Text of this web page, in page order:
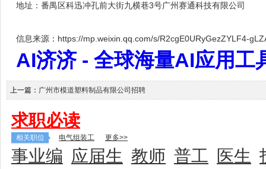
地址：番禺区科迅冲孔前大街九横巷3号广州赛通科技有限公司
信息来源：https://mp.weixin.qq.com/s/R2cgE0URyGezZYLF4-
AI济济 - 全球海量AI应用
上一篇： 广州市模道塑料制品有限公司招聘
求职必读
相关职位 电气组装工 更多>>
事业编 应届生 教师 普工 医生